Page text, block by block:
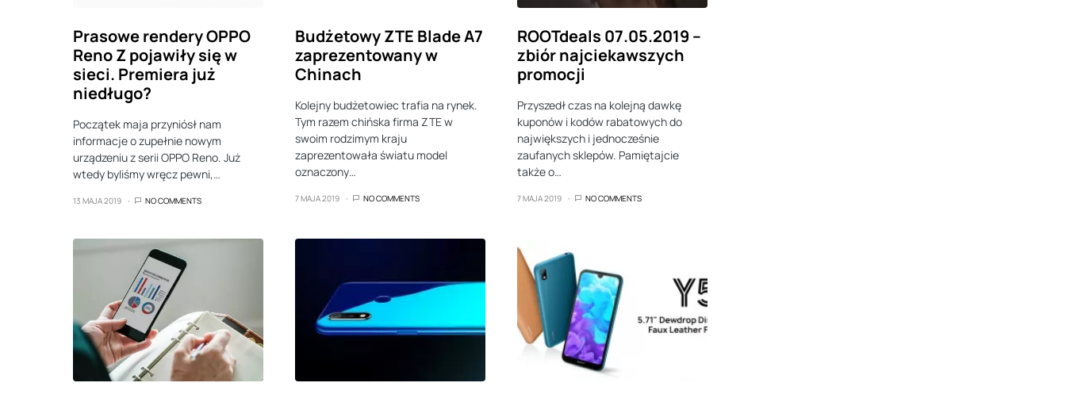
Prasowe rendery OPPO
Reno Z pojawiły się w
sieci. Premiera już
niedługo?
Początek maja przyniósł nam
informacje o zupełnie nowym
urządzeniu z serii OPPO Reno. Już
wtedy byliśmy wręcz pewni,…
13 MAJA 2019 NO COMMENTS
Budżetowy ZTE Blade A7
zaprezentowany w
Chinach
Kolejny budżetowiec trafia na rynek.
Tym razem chińska firma ZTE w
swoim rodzimym kraju
zaprezentowała światu model
oznaczony…
7 MAJA 2019 NO COMMENTS
ROOTdeals 07.05.2019 –
zbiór najciekawszych
promocji
Przyszedł czas na kolejną dawkę
kuponów i kodów rabatowych do
największych i jednocześnie
zaufanych sklepów. Pamiętajcie
także o…
7 MAJA 2019 NO COMMENTS